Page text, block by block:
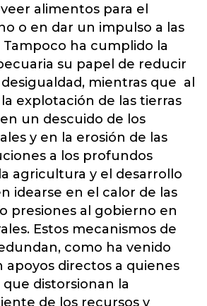
alimentos para el
o en dar un impulso a las
ha cumplido la
su papel de reducir
mientras que al
explotación de las tierras
un descuido de los
y en la erosión de las
a los profundos
agricultura y el desarrollo
idearse en el calor de las
presiones al gobierno en
Estos mecanismos de
como ha venido
apoyos directos a quienes
que distorsionan la
de los recursos y